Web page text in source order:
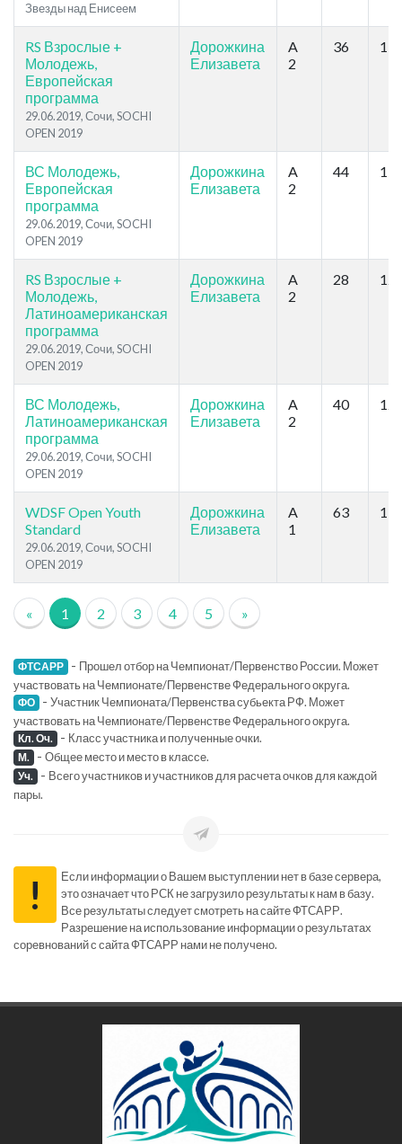
Звезды над Енисеем
RS Взрослые +
Молодежь,
Европейская
программа
29.06.2019, Сочи, SOCHI
OPEN 2019
Дорожкина
Елизавета
A
2
36
ВС Молодежь,
Европейская
программа
29.06.2019, Сочи, SOCHI
OPEN 2019
Дорожкина
Елизавета
A
2
44
RS Взрослые +
Молодежь,
Латиноамериканская
программа
29.06.2019, Сочи, SOCHI
OPEN 2019
Дорожкина
Елизавета
A
2
28
ВС Молодежь,
Латиноамериканская
программа
29.06.2019, Сочи, SOCHI
OPEN 2019
Дорожкина
Елизавета
A
2
40
WDSF Open Youth
Standard
29.06.2019, Сочи, SOCHI
OPEN 2019
Дорожкина
Елизавета
A
1
63
« 1 2 3 4 5 »
ФТСАРР - Прошел отбор на Чемпионат/Первенство России. Может
участвовать на Чемпионате/Первенстве Федерального округа.
ФО - Участник Чемпионата/Первенства субьекта РФ. Может
участвовать на Чемпионате/Первенстве Федерального округа.
Кл. Оч. - Класс участника и полученные очки.
М. - Общее место и место в классе.
Уч. - Всего участников и участников для расчета очков для каждой
пары.
!
Если информации о Вашем выступлении нет в базе сервера,
это означает что РСК не загрузило результаты к нам в базу.
Все результаты следует смотреть на сайте ФТСАРР.
Разрешение на использование информации о результатах
соревнований с сайта ФТСАРР нами не получено.